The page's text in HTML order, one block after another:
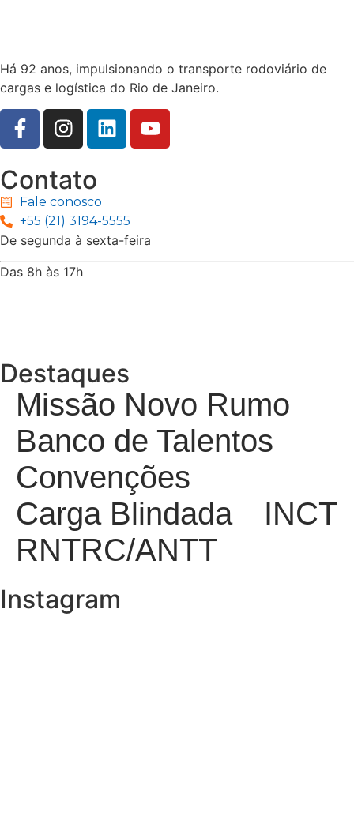
Há 92 anos, impulsionando o transporte rodoviário de
cargas e logística do Rio de Janeiro.
Contato
Fale conosco
+55 (21) 3194-5555
De segunda à sexta-feira
Das 8h às 17h
Destaques
Missão Novo Rumo
Banco de Talentos
Convenções
Carga Blindada
INCT
RNTRC/ANTT
Instagram